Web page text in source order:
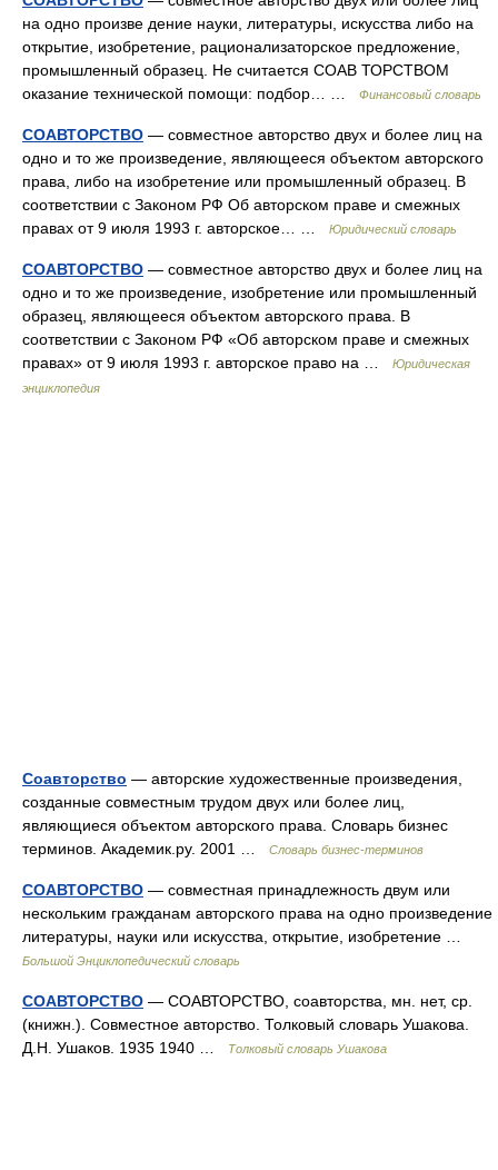
на одно произве дение науки, литературы, искусства либо на
открытие, изобретение, рационализаторское предложение,
промышленный образец. Не считается СОАВ ТОРСТВОМ
оказание технической помощи: подбор… …
Финансовый словарь
СОАВТОРСТВО — совместное авторство двух и более лиц на
одно и то же произведение, являющееся объектом авторского
права, либо на изобретение или промышленный образец. В
соответствии с Законом РФ Об авторском праве и смежных
правах от 9 июля 1993 г. авторское… …
Юридический словарь
СОАВТОРСТВО — совместное авторство двух и более лиц на
одно и то же произведение, изобретение или промышленный
образец, являющееся объектом авторского права. В
соответствии с Законом РФ «Об авторском праве и смежных
правах» от 9 июля 1993 г. авторское право на …
Юридическая
энциклопедия
Соавторство — авторские художественные произведения,
созданные совместным трудом двух или более лиц,
являющиеся объектом авторского права. Словарь бизнес
терминов. Академик.ру. 2001 …
Словарь бизнес-терминов
СОАВТОРСТВО — совместная принадлежность двум или
нескольким гражданам авторского права на одно произведение
литературы, науки или искусства, открытие, изобретение …
Большой Энциклопедический словарь
СОАВТОРСТВО — СОАВТОРСТВО, соавторства, мн. нет, ср.
(книжн.). Совместное авторство. Толковый словарь Ушакова.
Д.Н. Ушаков. 1935 1940 …
Толковый словарь Ушакова